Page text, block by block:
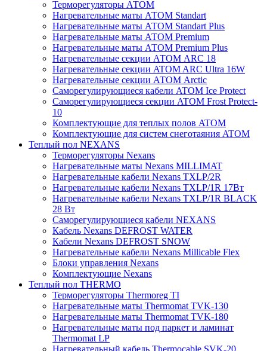
Терморегуляторы АТОМ
Нагревательные маты АТОМ Standart
Нагревательные маты АТОМ Standart Plus
Нагревательные маты АТОМ Premium
Нагревательные маты АТОМ Premium Plus
Нагревательные секции АТОМ ARC 18
Нагревательные секции ATOM ARC Ultra 16W
Нагревательные секции АТОМ Arctic
Саморегулирующиеся кабели ATOM Ice Protect
Саморегулирующиеся секции ATOM Frost Protect-
10
Комплектующие для теплых полов ATOM
Комплектующие для систем снеготаяния ATOM
Теплый пол NEXANS
Терморегуляторы Nexans
Нагревательные маты Nexans MILLIMAT
Нагревательные кабели Nexans TXLP/2R
Нагревательные кабели Nexans TXLP/1R 17Вт
Нагревательные кабели Nexans TXLP/1R BLACK
28 Вт
Саморегулирующиеся кабели NEXANS
Кабель Nexans DEFROST WATER
Кабели Nexans DEFROST SNOW
Нагревательные кабели Nexans Millicable Flex
Блоки управления Nexans
Комплектующие Nexans
Теплый пол THERMO
Терморегуляторы Thermoreg TI
Нагревательные маты Thermomat TVK-130
Нагревательные маты Thermomat TVK-180
Нагревательные маты под паркет и ламинат
Thermomat LP
Нагревательный кабель Thermocable SVK-20